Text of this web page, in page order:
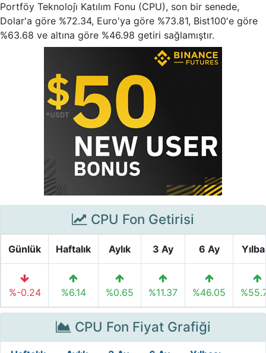
Portföy Teknoloji̇ Katılım Fonu (CPU), son bir senede,
Dolar'a göre %72.34, Euro'ya göre %73.81, Bist100'e göre
%63.68 ve altına göre %46.98 getiri sağlamıştır.
CPU Fon Getirisi
Günlük Haftalık Aylık 3 Ay 6 Ay
%-0.24 %6.14 %0.65 %11.37 %46.05
CPU Fon Fiyat Grafiği